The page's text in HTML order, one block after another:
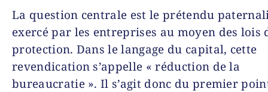
La question centrale est le prétendu
exercé par les entreprises au moyen des lois
protection. Dans le langage du capital, cette
revendication s’appelle « réduction de la
bureaucratie ». Il s’agit donc du premier